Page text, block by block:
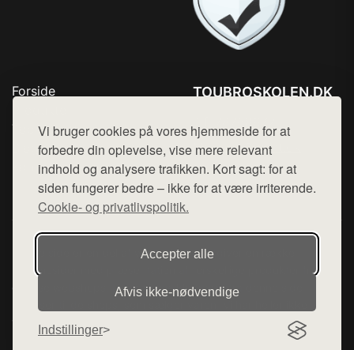
Vi bruger cookies på vores hjemmeside for at
forbedre din oplevelse, vise mere relevant
indhold og analysere trafikken. Kort sagt: for at
siden fungerer bedre – ikke for at være irriterende.
Cookie- og privatlivspolitik.
Accepter alle
Afvis ikke‑nødvendige
Indstillinger
Forside
Top Rabatter
Blog
Kontakt
TOUBROSKOLEN.DK
Mail: hej@want.dk
Cookie- og privatlivspolitik
Denne side er en del af want.dk, der udgiver en række
hjemmesider med præsentation af forskellige produkter fra
diverse webshops. Der sælges ikke varer fra denne side - vi
henviser til de shops, som sælger varen. Vi har heller ikke
varerne på lager.